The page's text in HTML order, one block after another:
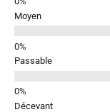
Moyen
Passable
Décevant